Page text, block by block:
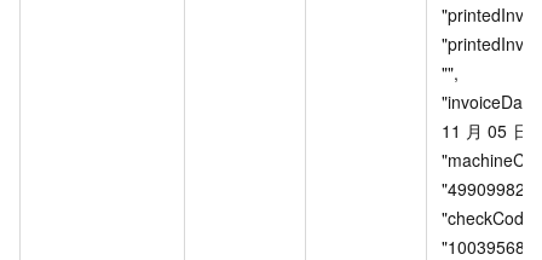
"",
11 月 05 日",